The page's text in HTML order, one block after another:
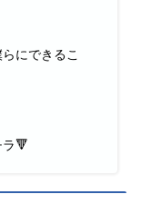
にできるこ
🔻